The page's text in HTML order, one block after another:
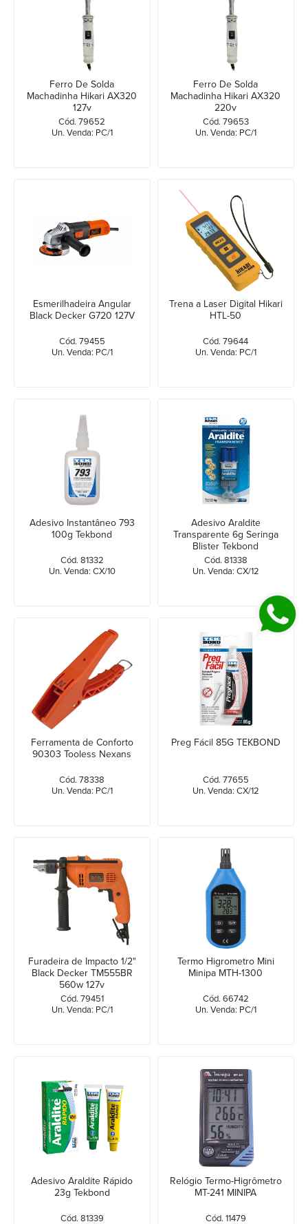
Ferro De Solda
Machadinha Hikari AX320
127v
Cód. 79652
Un. Venda: PC/1
Ferro De Solda
Machadinha Hikari AX320
220v
Cód. 79653
Un. Venda: PC/1
Esmerilhadeira Angular
Black Decker G720 127V
Cód. 79455
Un. Venda: PC/1
Trena a Laser Digital Hikari
HTL-50
Cód. 79644
Un. Venda: PC/1
Adesivo Instantâneo 793
100g Tekbond
Cód. 81332
Un. Venda: CX/10
Adesivo Araldite
Transparente 6g Seringa
Blister Tekbond
Cód. 81338
Un. Venda: CX/12
Ferramenta de Conforto
90303 Tooless Nexans
Cód. 78338
Un. Venda: PC/1
Preg Fácil 85G TEKBOND
Cód. 77655
Un. Venda: CX/12
Furadeira de Impacto 1/2"
Black Decker TM555BR
560w 127v
Cód. 79451
Un. Venda: PC/1
Termo Higrometro Mini
Minipa MTH-1300
Cód. 66742
Un. Venda: PC/1
Adesivo Araldite Rápido
23g Tekbond
Cód. 81339
Relógio Termo-Higrômetro
MT-241 MINIPA
Cód. 11479